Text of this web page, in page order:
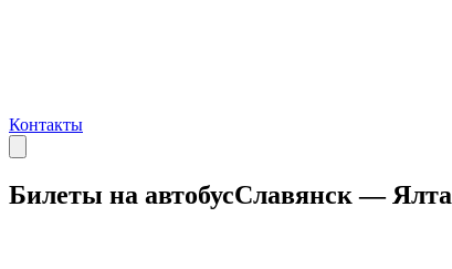
Контакты
Билеты на автобусСлавянск — Ялта